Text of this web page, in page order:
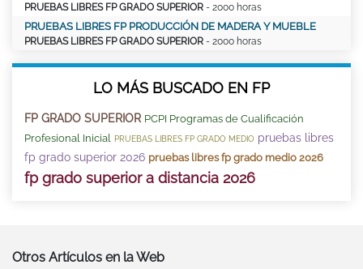
PRUEBAS LIBRES FP GRADO SUPERIOR - 2000 horas
PRUEBAS LIBRES FP PRODUCCIÓN DE MADERA Y MUEBLE
PRUEBAS LIBRES FP GRADO SUPERIOR - 2000 horas
LO MÁS BUSCADO EN FP
FP GRADO SUPERIOR PCPI Programas de Cualificación
Profesional Inicial PRUEBAS LIBRES FP GRADO MEDIO pruebas libres
fp grado superior 2026 pruebas libres fp grado medio 2026
fp grado superior a distancia 2026
Otros Artículos en la Web